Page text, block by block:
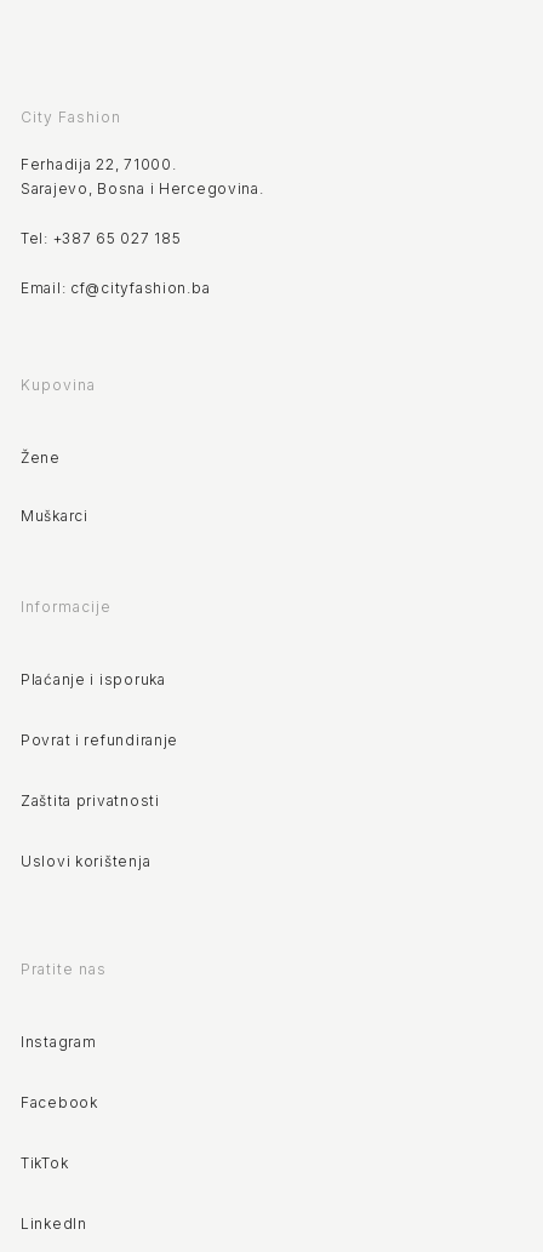
City Fashion
Ferhadija 22, 71000.
Sarajevo, Bosna i Hercegovina.
Tel: +387 65 027 185
Email: cf@cityfashion.ba
Kupovina
Žene
Muškarci
Informacije
Plaćanje i isporuka
Povrat i refundiranje
Zaštita privatnosti
Uslovi korištenja
Pratite nas
Instagram
Facebook
TikTok
LinkedIn